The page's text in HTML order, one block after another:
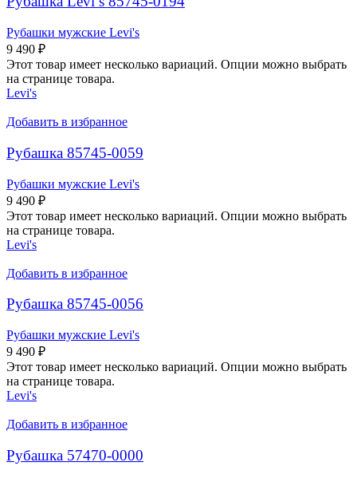
Рубашки мужские Levi's
9 490 ₽
Этот товар имеет несколько вариаций. Опции можно выбрать
на странице товара.
Levi's
Добавить в избранное
Рубашка 85745-0059
Рубашки мужские Levi's
9 490 ₽
Этот товар имеет несколько вариаций. Опции можно выбрать
на странице товара.
Levi's
Добавить в избранное
Рубашка 85745-0056
Рубашки мужские Levi's
9 490 ₽
Этот товар имеет несколько вариаций. Опции можно выбрать
на странице товара.
Levi's
Добавить в избранное
Рубашка 57470-0000